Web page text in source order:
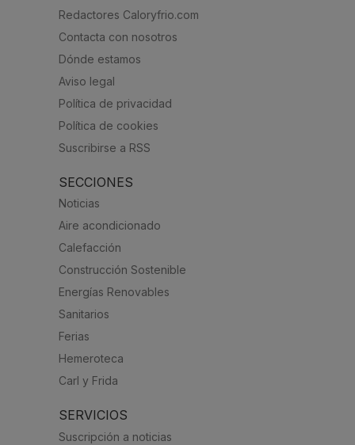
Redactores Caloryfrio.com
Contacta con nosotros
Dónde estamos
Aviso legal
Política de privacidad
Política de cookies
Suscribirse a RSS
SECCIONES
Noticias
Aire acondicionado
Calefacción
Construcción Sostenible
Energías Renovables
Sanitarios
Ferias
Hemeroteca
Carl y Frida
SERVICIOS
Suscripción a noticias